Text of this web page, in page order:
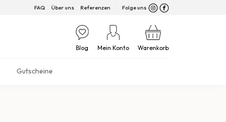
FAQ Über uns Referenzen Folge uns
Blog Mein Konto Warenkorb
Gutscheine